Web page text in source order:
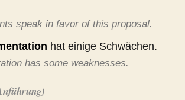
speak in favor of this proposal.
hat einige Schwächen.
has some weaknesses.